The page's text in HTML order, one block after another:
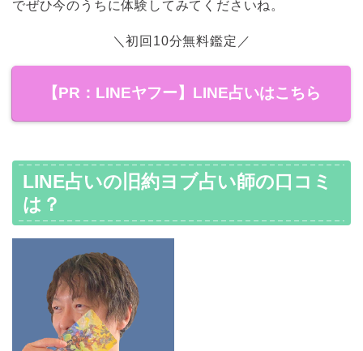
でぜひ今のうちに体験してみてくださいね。
＼初回10分無料鑑定／
【PR：LINEヤフー】LINE占いはこちら
LINE占いの旧約ヨブ占い師の口コミ
は？